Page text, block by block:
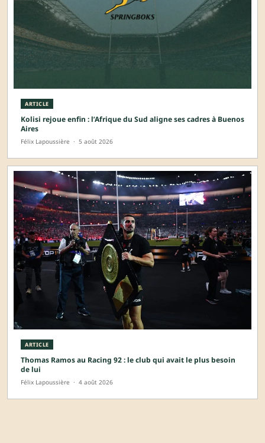
ARTICLE
Kolisi rejoue enfin : l’Afrique du Sud aligne ses cadres à Buenos
Aires
Félix Lapoussière · 5 août 2026
ARTICLE
Thomas Ramos au Racing 92 : le club qui avait le plus besoin
de lui
Félix Lapoussière · 4 août 2026